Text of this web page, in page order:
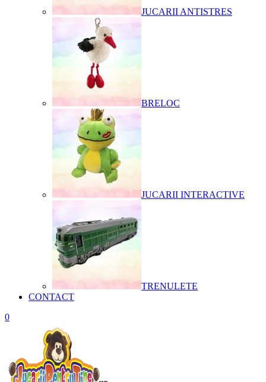
JUCARII ANTISTRES
BRELOC
JUCARII INTERACTIVE
TRENULETE
CONTACT
0